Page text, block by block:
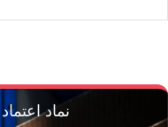
نماد اعتماد